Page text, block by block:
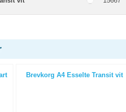
Brevkorg A4 Esselte Transit vit